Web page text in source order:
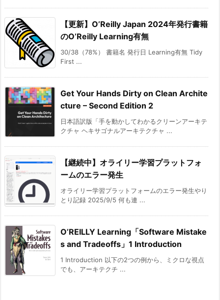
【更新】O’Reilly Japan 2024年発行書籍
のO’Reilly Learning有無
30/38（78%） 書籍名 発行日 Learning有無 Tidy
First ...
Get Your Hands Dirty on Clean Archite
cture – Second Edition 2
日本語訳版「手を動かしてわかるクリーンアーキテ
クチャ ヘキサゴナルアーキテクチャ ...
【継続中】オライリー学習プラットフォ
ームのエラー発生
オライリー学習プラットフォームのエラー発生やり
とり記録 2025/9/5 何も連 ...
O’REILLY Learning「Software Mistake
s and Tradeoffs」1 Introduction
1 Introduction 以下の2つの例から、ミクロな視点
でも、アーキテクチ ...